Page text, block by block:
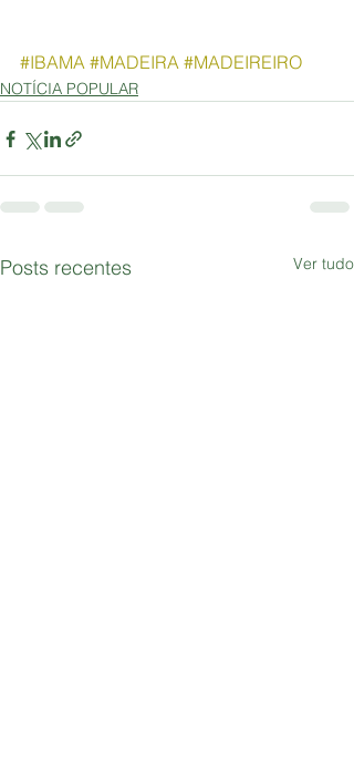
#IBAMA #MADEIRA #MADEIREIRO
NOTÍCIA POPULAR
Posts recentes Ver tudo